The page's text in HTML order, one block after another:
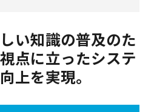
い知識の普及のた
点に立ったシステ
上を実現。